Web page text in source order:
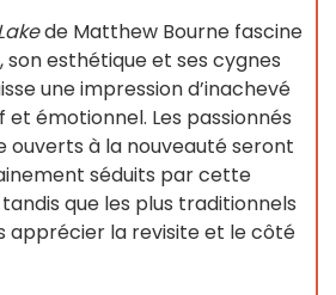
de Matthew Bourne fascine
, son esthétique et ses cygnes
une impression d’inachevé
émotionnel. Les passionnés
ouverts à la nouveauté seront
séduits par cette
que les plus traditionnels
apprécier la revisite et le côté